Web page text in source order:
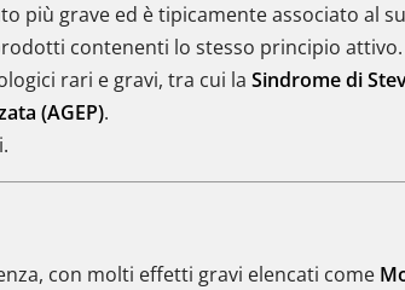
più grave ed è tipicamente associato al
contenenti lo stesso principio attivo.
rari e gravi, tra cui la Sindrome di
(AGEP).
con molti effetti gravi elencati come